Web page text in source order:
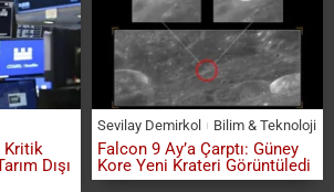
Kritik
Dışı
Sevilay Demirkol Bilim & Teknoloji
Falcon 9 Ay’a Çarptı: Güney
Kore Yeni Krateri Görüntüledi